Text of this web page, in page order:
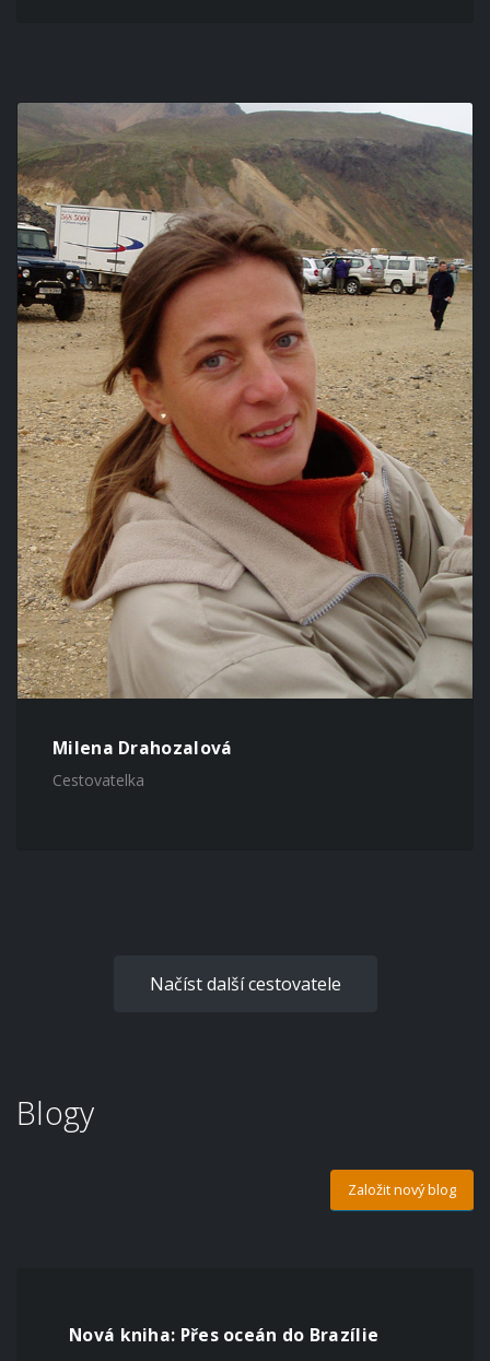
Milena Drahozalová
Cestovatelka
Načíst další cestovatele
Blogy
Založit nový blog
Nová kniha: Přes oceán do Brazílie